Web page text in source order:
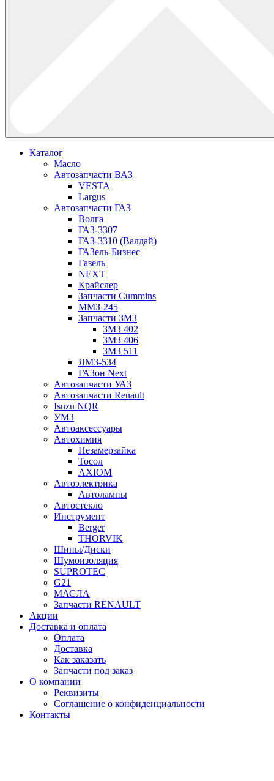
Каталог
Масло
Автозапчасти ВАЗ
VESTA
Largus
Автозапчасти ГАЗ
Волга
ГАЗ-3307
ГАЗ-3310 (Валдай)
ГАЗель-Бизнес
Газель
NEXT
Крайслер
Запчасти Cummins
ММЗ-245
Запчасти ЗМЗ
ЗМЗ 402
ЗМЗ 406
ЗМЗ 511
ЯМЗ-534
ГАЗон Next
Автозапчасти УАЗ
Автозапчасти Renault
Isuzu NQR
УМЗ
Автоаксессуары
Автохимия
Незамерзайка
Тосол
AXIOM
Автоэлектрика
Автолампы
Автостекло
Инструмент
Berger
THORVIK
Шины/Диски
Шумоизоляция
SUPROTEC
G21
МАСЛА
Запчасти RENAULT
Акции
Доставка и оплата
Оплата
Доставка
Как заказать
Запчасти под заказ
О компании
Реквизиты
Соглашение о конфиденциальности
Контакты